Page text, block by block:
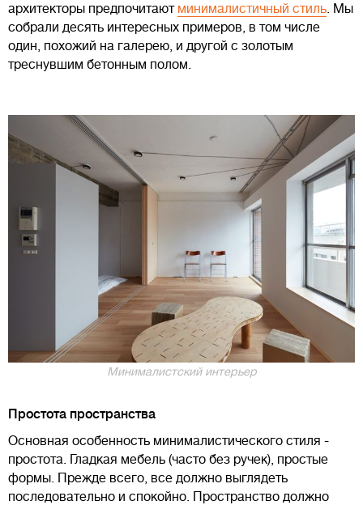
архитекторы предпочитают минималистичный стиль. Мы
собрали десять интересных примеров, в том числе
один, похожий на галерею, и другой с золотым
треснувшим бетонным полом.
Минималистский интерьер
Простота пространства
Основная особенность минималистического стиля -
простота. Гладкая мебель (часто без ручек), простые
формы. Прежде всего, все должно выглядеть
последовательно и спокойно. Пространство должно